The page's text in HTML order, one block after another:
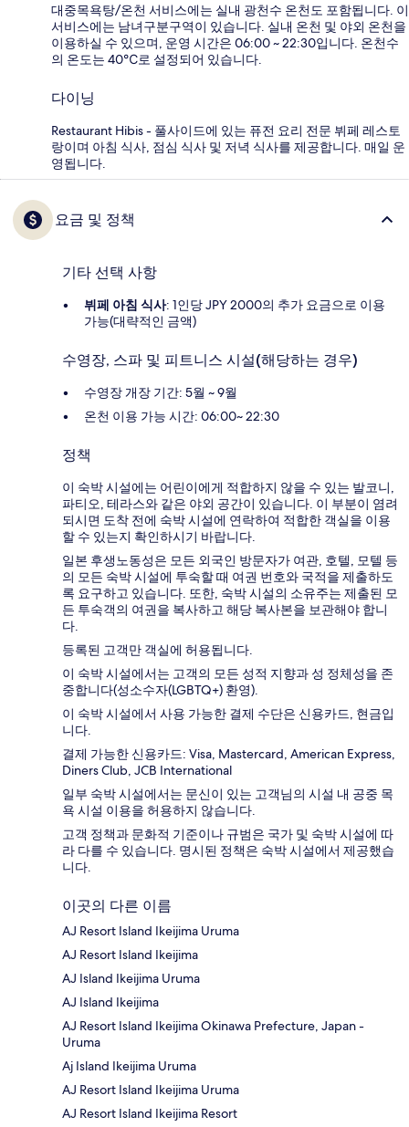
대중목욕탕/온천 서비스에는 실내 광천수 온천도 포함됩니다. 이
서비스에는 남녀구분구역이 있습니다. 실내 온천 및 야외 온천을
이용하실 수 있으며, 운영 시간은 06:00 ~ 22:30입니다. 온천수
의 온도는 40℃로 설정되어 있습니다.
다이닝
Restaurant Hibis - 풀사이드에 있는 퓨전 요리 전문 뷔페 레스토
랑이며 아침 식사, 점심 식사 및 저녁 식사를 제공합니다. 매일 운
영됩니다.
요금 및 정책
기타 선택 사항
뷔페 아침 식사: 1인당 JPY 2000의 추가 요금으로 이용
가능(대략적인 금액)
수영장, 스파 및 피트니스 시설(해당하는 경우)
수영장 개장 기간: 5월 ~ 9월
온천 이용 가능 시간: 06:00~ 22:30
정책
이 숙박 시설에는 어린이에게 적합하지 않을 수 있는 발코니,
파티오, 테라스와 같은 야외 공간이 있습니다. 이 부분이 염려
되시면 도착 전에 숙박 시설에 연락하여 적합한 객실을 이용
할 수 있는지 확인하시기 바랍니다.
일본 후생노동성은 모든 외국인 방문자가 여관, 호텔, 모텔 등
의 모든 숙박 시설에 투숙할 때 여권 번호와 국적을 제출하도
록 요구하고 있습니다. 또한, 숙박 시설의 소유주는 제출된 모
든 투숙객의 여권을 복사하고 해당 복사본을 보관해야 합니
다.
등록된 고객만 객실에 허용됩니다.
이 숙박 시설에서는 고객의 모든 성적 지향과 성 정체성을 존
중합니다(성소수자(LGBTQ+) 환영).
이 숙박 시설에서 사용 가능한 결제 수단은 신용카드, 현금입
니다.
결제 가능한 신용카드: Visa, Mastercard, American Express,
Diners Club, JCB International
일부 숙박 시설에서는 문신이 있는 고객님의 시설 내 공중 목
욕 시설 이용을 허용하지 않습니다.
고객 정책과 문화적 기준이나 규범은 국가 및 숙박 시설에 따
라 다를 수 있습니다. 명시된 정책은 숙박 시설에서 제공했습
니다.
이곳의 다른 이름
AJ Resort Island Ikeijima Uruma
AJ Resort Island Ikeijima
AJ Island Ikeijima Uruma
AJ Island Ikeijima
AJ Resort Island Ikeijima Okinawa Prefecture, Japan -
Uruma
Aj Island Ikeijima Uruma
AJ Resort Island Ikeijima Uruma
AJ Resort Island Ikeijima Resort